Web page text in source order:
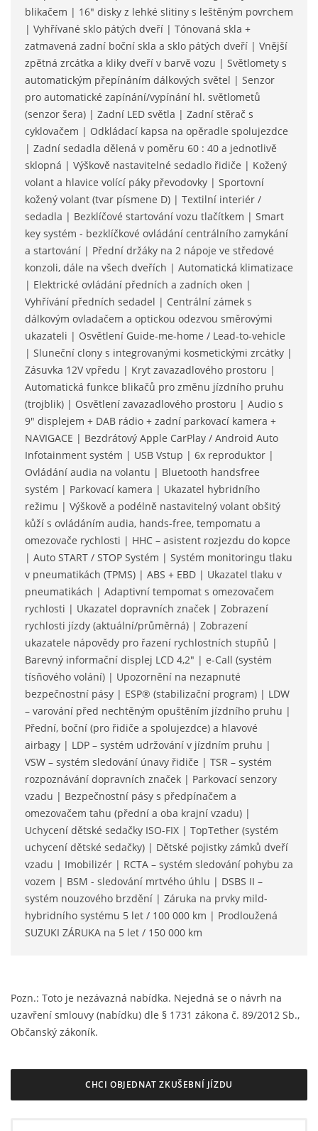
blikačem | 16" disky z lehké slitiny s leštěným povrchem
| Vyhřívané sklo pátých dveří | Tónovaná skla +
zatmavená zadní boční skla a sklo pátých dveří | Vnější
zpětná zrcátka a kliky dveří v barvě vozu | Světlomety s
automatickým přepínáním dálkových světel | Senzor
pro automatické zapínání/vypínání hl. světlometů
(senzor šera) | Zadní LED světla | Zadní stěrač s
cyklovačem | Odkládací kapsa na opěradle spolujezdce
| Zadní sedadla dělená v poměru 60 : 40 a jednotlivě
sklopná | Výškově nastavitelné sedadlo řidiče | Kožený
volant a hlavice volící páky převodovky | Sportovní
kožený volant (tvar písmene D) | Textilní interiér /
sedadla | Bezklíčové startování vozu tlačítkem | Smart
key systém - bezklíčkové ovládání centrálního zamykání
a startování | Přední držáky na 2 nápoje ve středové
konzoli, dále na všech dveřích | Automatická klimatizace
| Elektrické ovládání předních a zadních oken |
Vyhřívání předních sedadel | Centrální zámek s
dálkovým ovladačem a optickou odezvou směrovými
ukazateli | Osvětlení Guide-me-home / Lead-to-vehicle
| Sluneční clony s integrovanými kosmetickými zrcátky |
Zásuvka 12V vpředu | Kryt zavazadlového prostoru |
Automatická funkce blikačů pro změnu jízdního pruhu
(trojblik) | Osvětlení zavazadlového prostoru | Audio s
9" displejem + DAB rádio + zadní parkovací kamera +
NAVIGACE | Bezdrátový Apple CarPlay / Android Auto
Infotainment systém | USB Vstup | 6x reproduktor |
Ovládání audia na volantu | Bluetooth handsfree
systém | Parkovací kamera | Ukazatel hybridního
režimu | Výškově a podélně nastavitelný volant obšitý
kůží s ovládáním audia, hands-free, tempomatu a
omezovače rychlosti | HHC – asistent rozjezdu do kopce
| Auto START / STOP Systém | Systém monitoringu tlaku
v pneumatikách (TPMS) | ABS + EBD | Ukazatel tlaku v
pneumatikách | Adaptivní tempomat s omezovačem
rychlosti | Ukazatel dopravních značek | Zobrazení
rychlosti jízdy (aktuální/průměrná) | Zobrazení
ukazatele nápovědy pro řazení rychlostních stupňů |
Barevný informační displej LCD 4,2" | e-Call (systém
tísňového volání) | Upozornění na nezapnuté
bezpečnostní pásy | ESP® (stabilizační program) | LDW
– varování před nechtěným opuštěním jízdního pruhu |
Přední, boční (pro řidiče a spolujezdce) a hlavové
airbagy | LDP – systém udržování v jízdním pruhu |
VSW – systém sledování únavy řidiče | TSR – systém
rozpoznávání dopravních značek | Parkovací senzory
vzadu | Bezpečnostní pásy s předpínačem a
omezovačem tahu (přední a oba krajní vzadu) |
Uchycení dětské sedačky ISO-FIX | TopTether (systém
uchycení dětské sedačky) | Dětské pojistky zámků dveří
vzadu | Imobilizér | RCTA – systém sledování pohybu za
vozem | BSM - sledování mrtvého úhlu | DSBS II –
systém nouzového brzdění | Záruka na prvky mild-
hybridního systému 5 let / 100 000 km | Prodloužená
SUZUKI ZÁRUKA na 5 let / 150 000 km
Pozn.: Toto je nezávazná nabídka. Nejedná se o návrh na
uzavření smlouvy (nabídku) dle § 1731 zákona č. 89/2012 Sb.,
Občanský zákoník.
CHCI OBJEDNAT ZKUŠEBNÍ JÍZDU